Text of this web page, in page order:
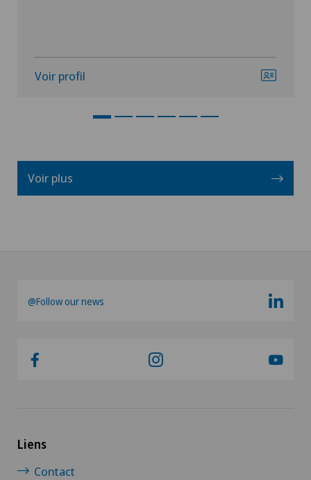
Voir profil
Voir plus
@Follow our news
Liens
Contact